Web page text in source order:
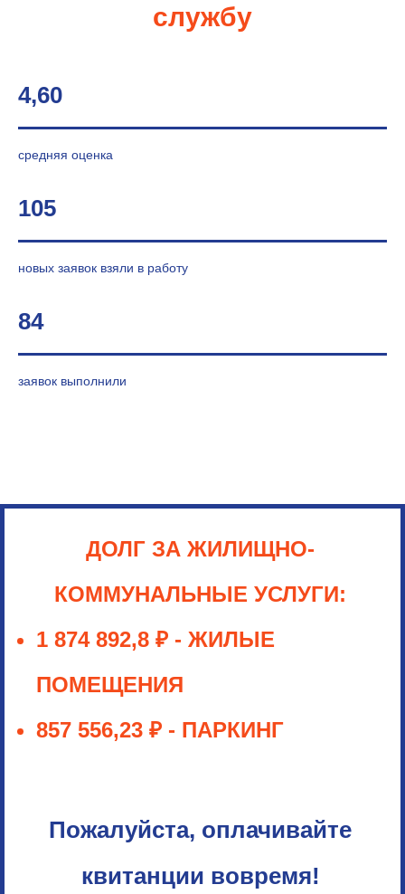
службу
4,60
средняя оценка
105
новых заявок взяли в работу
84
заявок выполнили
ДОЛГ ЗА ЖИЛИЩНО-
КОММУНАЛЬНЫЕ УСЛУГИ:
1 874 892,8 ₽ - ЖИЛЫЕ
ПОМЕЩЕНИЯ
857 556,23 ₽ - ПАРКИНГ
Пожалуйста, оплачивайте
квитанции вовремя!